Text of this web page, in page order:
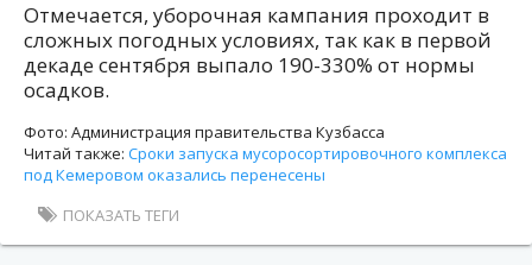
Отмечается, уборочная кампания проходит в
сложных погодных условиях, так как в первой
декаде сентября выпало 190-330% от нормы
осадков.
Фото: Администрация правительства Кузбасса
Читай также: Сроки запуска мусоросортировочного комплекса
под Кемеровом оказались перенесены
ПОКАЗАТЬ ТЕГИ